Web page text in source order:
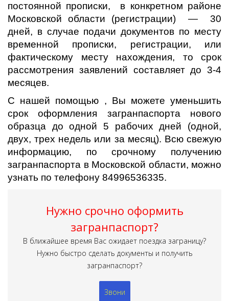
постоянной прописки, в конкретном районе
Московской области (регистрации) — 30
дней, в случае подачи документов по месту
временной прописки, регистрации, или
фактическому месту нахождения, то срок
рассмотрения заявлений составляет до 3-4
месяцев.
С нашей помощью , Вы можете уменьшить
срок оформления загранпаспорта нового
образца до одной 5 рабочих дней (одной,
двух, трех недель или за месяц). Всю свежую
информацию, по срочному получению
загранпаспорта в Московской области, можно
узнать по телефону 84996536335.
Нужно срочно оформить
загранпаспорт?
В ближайшее время Вас ожидает поездка заграницу?
Нужно быстро сделать документы и получить
загранпаспорт?
Звони